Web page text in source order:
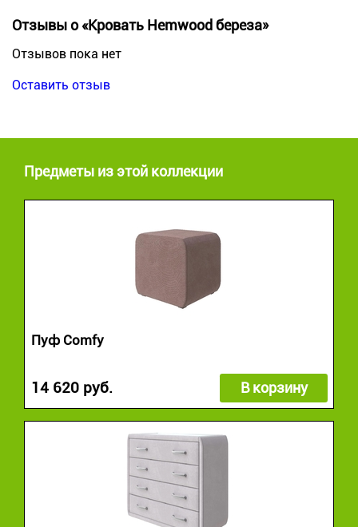
Отзывы о «Кровать Hemwood береза»
Отзывов пока нет
Оставить отзыв
Предметы из этой коллекции
Пуф Comfy
14 620 руб. В корзину